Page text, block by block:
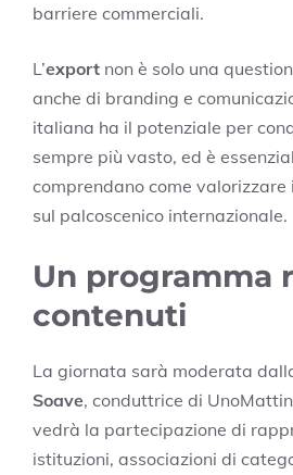
barriere commerciali.
L’export non è solo una
anche di branding e
italiana ha il potenziale per
sempre più vasto, ed è
comprendano come
sul palcoscenico internazionale.
Un programma
contenuti
La giornata sarà moderata
Soave, conduttrice di
vedrà la partecipazione di
istituzioni, associazioni di